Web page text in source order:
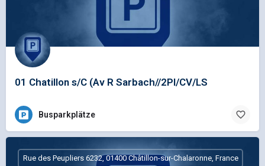
01 Chatillon s/C (Av R Sarbach//2Pl/CV/LS
Busparkplätze
Rue des Peupliers 6232, 01400 Châtillon-sur-Chalaronne, France